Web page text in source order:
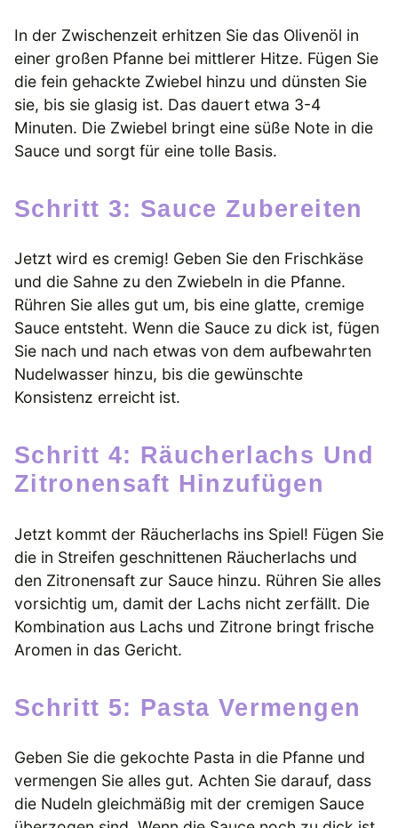
In der Zwischenzeit erhitzen Sie das Olivenöl in
einer großen Pfanne bei mittlerer Hitze. Fügen Sie
die fein gehackte Zwiebel hinzu und dünsten Sie
sie, bis sie glasig ist. Das dauert etwa 3-4
Minuten. Die Zwiebel bringt eine süße Note in die
Sauce und sorgt für eine tolle Basis.
Schritt 3: Sauce Zubereiten
Jetzt wird es cremig! Geben Sie den Frischkäse
und die Sahne zu den Zwiebeln in die Pfanne.
Rühren Sie alles gut um, bis eine glatte, cremige
Sauce entsteht. Wenn die Sauce zu dick ist, fügen
Sie nach und nach etwas von dem aufbewahrten
Nudelwasser hinzu, bis die gewünschte
Konsistenz erreicht ist.
Schritt 4: Räucherlachs Und
Zitronensaft Hinzufügen
Jetzt kommt der Räucherlachs ins Spiel! Fügen Sie
die in Streifen geschnittenen Räucherlachs und
den Zitronensaft zur Sauce hinzu. Rühren Sie alles
vorsichtig um, damit der Lachs nicht zerfällt. Die
Kombination aus Lachs und Zitrone bringt frische
Aromen in das Gericht.
Schritt 5: Pasta Vermengen
Geben Sie die gekochte Pasta in die Pfanne und
vermengen Sie alles gut. Achten Sie darauf, dass
die Nudeln gleichmäßig mit der cremigen Sauce